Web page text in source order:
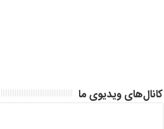
کانال‌های ویدیوی ما